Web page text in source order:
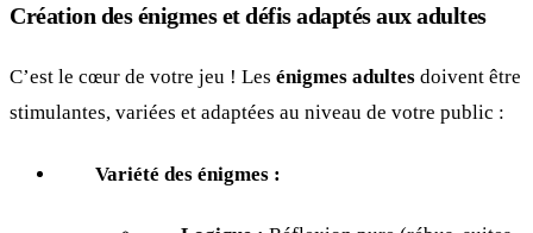
Création des énigmes et défis adaptés aux adultes
C’est le cœur de votre jeu ! Les énigmes adultes doivent être
stimulantes, variées et adaptées au niveau de votre public :
Variété des énigmes :